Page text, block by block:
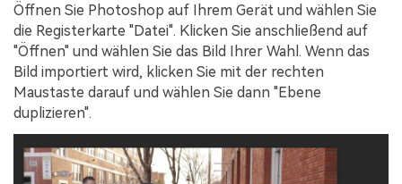
Öffnen Sie Photoshop auf Ihrem Gerät und wählen Sie
die Registerkarte "Datei". Klicken Sie anschließend auf
"Öffnen" und wählen Sie das Bild Ihrer Wahl. Wenn das
Bild importiert wird, klicken Sie mit der rechten
Maustaste darauf und wählen Sie dann "Ebene
duplizieren".